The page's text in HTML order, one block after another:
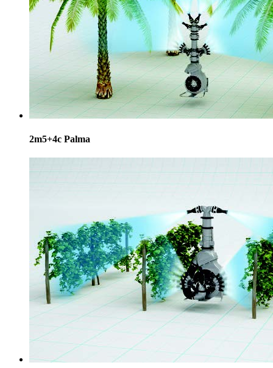
2m5+4c Palma